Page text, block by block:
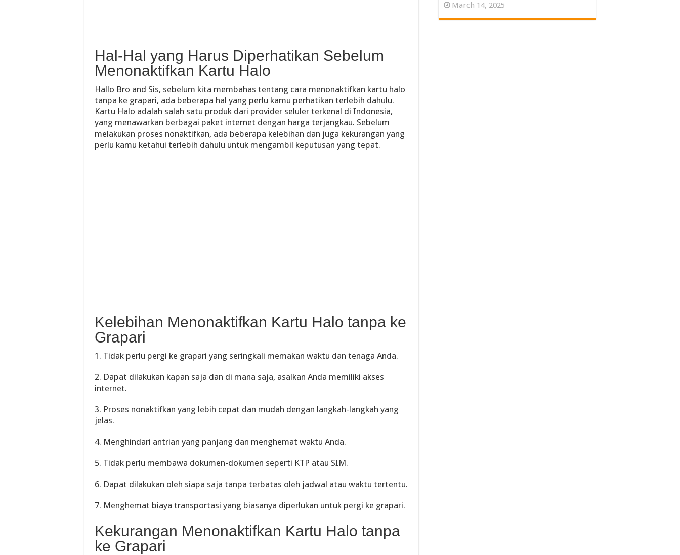
Hal-Hal yang Harus Diperhatikan Sebelum
Menonaktifkan Kartu Halo
Hallo Bro and Sis, sebelum kita membahas tentang cara menonaktifkan kartu halo
tanpa ke grapari, ada beberapa hal yang perlu kamu perhatikan terlebih dahulu.
Kartu Halo adalah salah satu produk dari provider seluler terkenal di Indonesia,
yang menawarkan berbagai paket internet dengan harga terjangkau. Sebelum
melakukan proses nonaktifkan, ada beberapa kelebihan dan juga kekurangan yang
perlu kamu ketahui terlebih dahulu untuk mengambil keputusan yang tepat.
Kelebihan Menonaktifkan Kartu Halo tanpa ke
Grapari
1. Tidak perlu pergi ke grapari yang seringkali memakan waktu dan tenaga Anda.
2. Dapat dilakukan kapan saja dan di mana saja, asalkan Anda memiliki akses
internet.
3. Proses nonaktifkan yang lebih cepat dan mudah dengan langkah-langkah yang
jelas.
4. Menghindari antrian yang panjang dan menghemat waktu Anda.
5. Tidak perlu membawa dokumen-dokumen seperti KTP atau SIM.
6. Dapat dilakukan oleh siapa saja tanpa terbatas oleh jadwal atau waktu tertentu.
7. Menghemat biaya transportasi yang biasanya diperlukan untuk pergi ke grapari.
Kekurangan Menonaktifkan Kartu Halo tanpa
ke Grapari
March 14, 2025